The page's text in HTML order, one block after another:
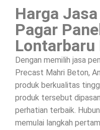
Harga
Pagar
Lontarbaru
Dengan memilih jasa
Precast Mahri Beton,
produk berkualitas
produk tersebut
perhatian terbaik.
memulai langkah